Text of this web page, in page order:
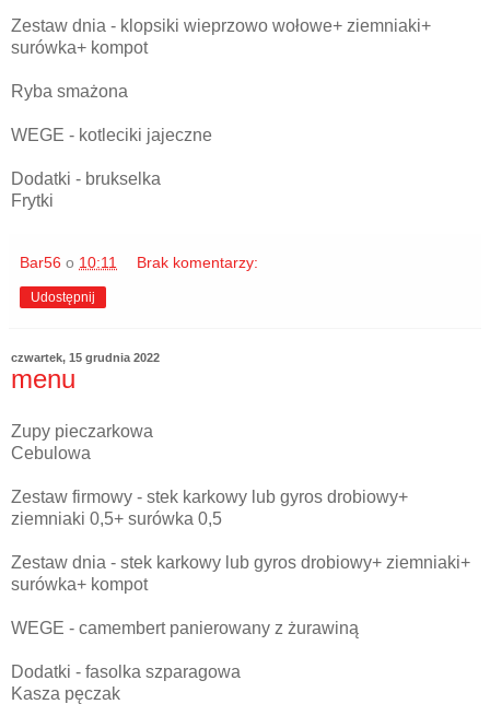
Zestaw dnia - klopsiki wieprzowo wołowe+ ziemniaki+
surówka+ kompot
Ryba smażona
WEGE - kotleciki jajeczne
Dodatki - brukselka
Frytki
Bar56 o 10:11 Brak komentarzy:
Udostępnij
czwartek, 15 grudnia 2022
menu
Zupy pieczarkowa
Cebulowa
Zestaw firmowy - stek karkowy lub gyros drobiowy+
ziemniaki 0,5+ surówka 0,5
Zestaw dnia - stek karkowy lub gyros drobiowy+ ziemniaki+
surówka+ kompot
WEGE - camembert panierowany z żurawiną
Dodatki - fasolka szparagowa
Kasza pęczak